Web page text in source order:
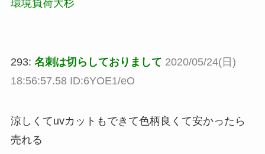
環境負荷大杉
293: 名刺は切らしておりまして 2020/05/24(日)
18:56:57.58 ID:6YOE1/eO
涼しくてuvカットもできて色柄良くて安かったら
売れる